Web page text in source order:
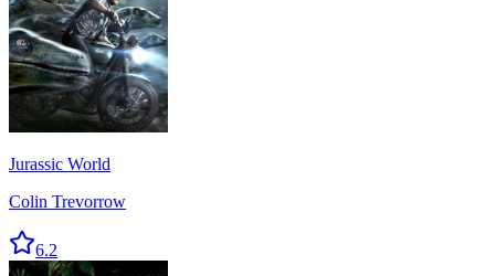
Jurassic World
Colin Trevorrow
6.2